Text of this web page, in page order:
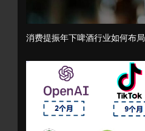
消费提振年下啤酒行业如何布局